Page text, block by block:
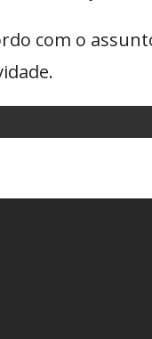
com o